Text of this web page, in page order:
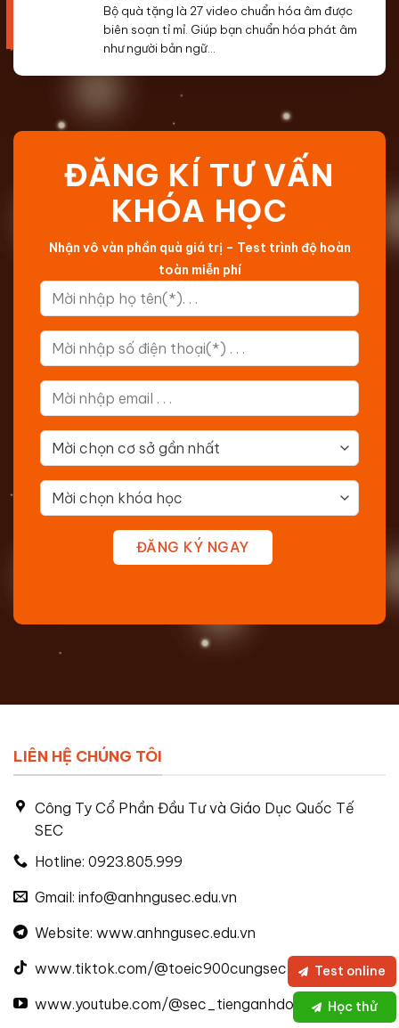
Bộ quà tặng là 27 video chuẩn hóa âm được
biên soạn tỉ mỉ. Giúp bạn chuẩn hóa phát âm
như người bản ngữ…
ĐĂNG KÍ TƯ VẤN
KHÓA HỌC
Nhận vô vàn phần quà giá trị – Test trình độ hoàn
toàn miễn phí
ĐĂNG KÝ NGAY
LIÊN HỆ CHÚNG TÔI
Công Ty Cổ Phần Đầu Tư và Giáo Dục Quốc Tế
SEC
Hotline: 0923.805.999
Gmail: info@anhngusec.edu.vn
Website: www.anhngusec.edu.vn
www.tiktok.com/@toeic900cungsec
www.youtube.com/@sec_tienganhdongiannHọc thử
Test online